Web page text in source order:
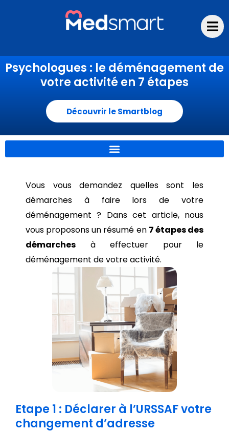
Psychologues : le déménagement de
votre activité en 7 étapes
Découvrir le Smartblog
Vous vous demandez quelles sont les
démarches à faire lors de votre
déménagement ? Dans cet article, nous
vous proposons un résumé en 7 étapes des
démarches à effectuer pour le
déménagement de votre activité.
Etape 1 : Déclarer à l’URSSAF votre
changement d’adresse